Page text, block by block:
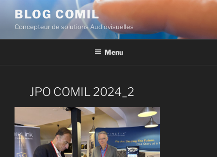
BLOG COMIL
Concepteur de solutions Audiovisuelles
Menu
JPO COMIL 2024_2